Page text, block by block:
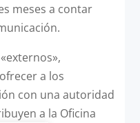
meses a contar
a los
con una autoridad
a la Oficina